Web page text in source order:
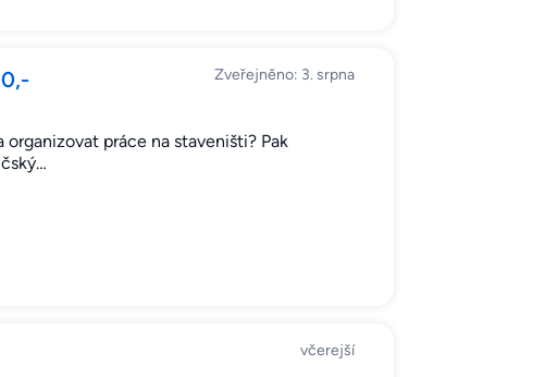
Zveřejněno: 3. srpna
práce na staveništi? Pak
včerejší